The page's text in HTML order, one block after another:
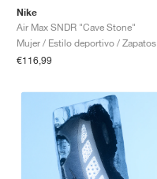
Nike
Air Max SNDR "Cave Stone"
Mujer / Estilo deportivo / Zapatos
€116,99